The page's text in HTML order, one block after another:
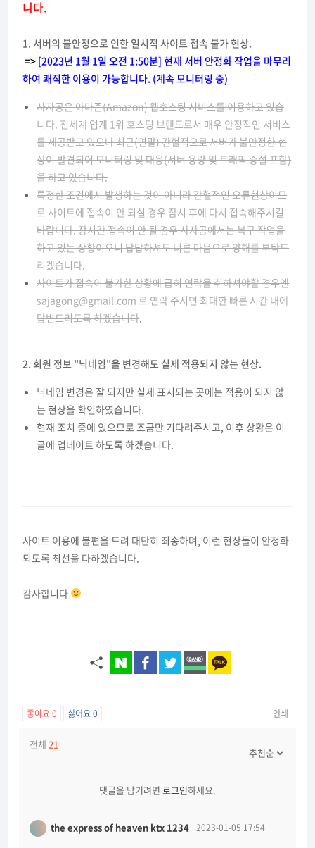
니다.
1. 서버의 불안정으로 인한 일시적 사이트 접속 불가 현상.
=> [2023년 1월 1일 오전 1:50분] 현재 서버 안정화 작업을 마무리
하여 쾌적한 이용이 가능합니다. (계속 모니터링 중)
사자공은 아마존(Amazon) 웹호스팅 서비스를 이용하고 있습
니다. 전세계 업계 1위 호스팅 브랜드로서 매우 안정적인 서비스
를 제공받고 있으나 최근(연말) 간헐적으로 서버가 불안정한 현
상이 발견되어 모니터링 및 대응(서버 용량 및 트래픽 증설 포함)
을 하고 있습니다.
특정한 조건에서 발생하는 것이 아니라 간헐적인 오류현상이므
로 사이트에 접속이 안 되실 경우 잠시 후에 다시 접속해주시길
바랍니다. 장시간 접속이 안 될 경우 사자공에서는 복구 작업을
하고 있는 상황이오니 답답하셔도 너른 마음으로 양해를 부탁드
리겠습니다.
사이트가 접속이 불가한 상황에 급히 연락을 취하셔야할 경우엔
sajagong@gmail.com 로 연락 주시면 최대한 빠른 시간 내에
답변드리도록 하겠습니다
2. 회원 정보 "닉네임"을 변경해도 실제 적용되지 않는 현상.
닉네임 변경은 잘 되지만 실제 표시되는 곳에는 적용이 되지 않
는 현상을 확인하였습니다.
현재 조치 중에 있으므로 조금만 기다려주시고, 이후 상황은 이
글에 업데이트 하도록 하겠습니다.
사이트 이용에 불편을 드려 대단히 죄송하며, 이런 현상들이 안정화
되도록 최선을 다하겠습니다.
감사합니다
좋아요0 싫어요0 인쇄
전체21
댓글을 남기려면 로그인하세요.
the express of heaven ktx 1234 2023-01-05 17:54